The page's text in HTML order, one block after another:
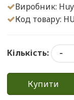
Виробник:
Код товару:
Кількість:
Купити